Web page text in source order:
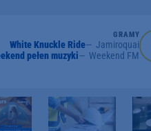
GRAMY
White Knuckle Ride
Jamiroquai
pełen muzyki
Weekend FM